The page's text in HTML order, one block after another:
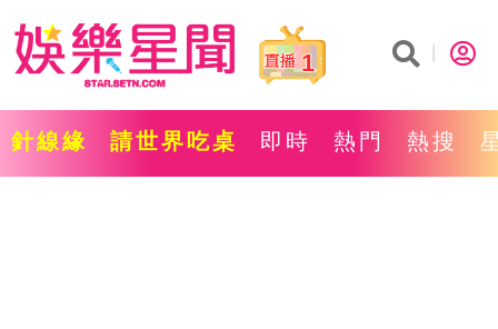
1
針線緣 請世界吃桌 即時 熱門 熱搜